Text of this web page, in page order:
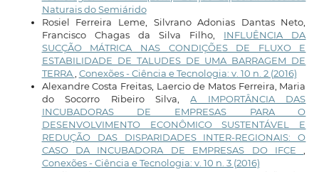
Naturais do Semiárido
Rosiel Ferreira Leme, Silvrano Adonias Dantas Neto,
Francisco Chagas da Silva Filho, INFLUÊNCIA DA
SUCÇÃO MÁTRICA NAS CONDIÇÕES DE FLUXO E
ESTABILIDADE DE TALUDES DE UMA BARRAGEM DE
TERRA Conexões - Ciência e Tecnologia: v. 10 n. 2 (2016)
Alexandre Costa Freitas, Laercio de Matos Ferreira, Maria
do Socorro Ribeiro Silva,A IMPORTÂNCIA DAS
INCUBADORAS DE EMPRESAS PARA O
DESENVOLVIMENTO ECONÔMICO SUSTENTÁVEL E
REDUÇÃO DAS DISPARIDADES INTER-REGIONAIS: O
CASO DA INCUBADORA DE EMPRESAS DO IFCE
Conexões - Ciência e Tecnologia: v. 10 n. 3 (2016)